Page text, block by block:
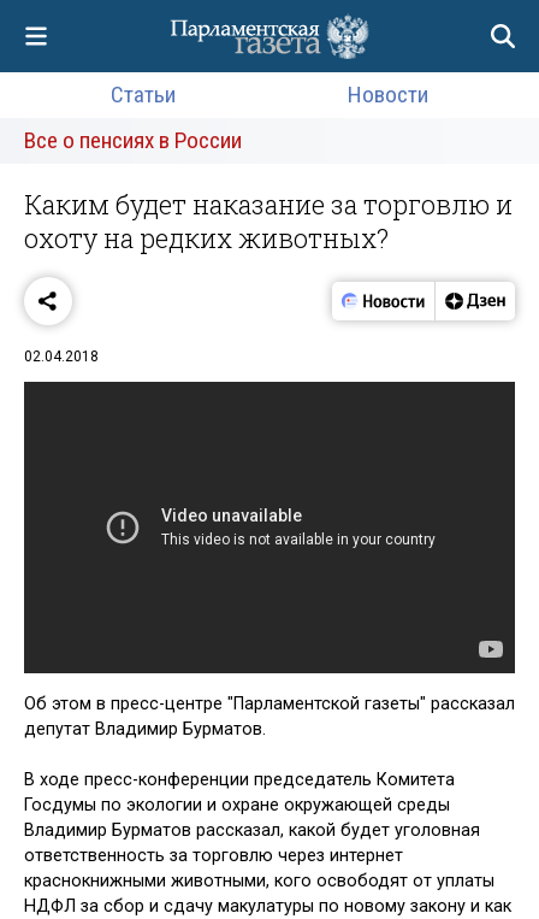
Статьи
Новости
Все о пенсиях в России
Каким будет наказание за торговлю и
охоту на редких животных?
02.04.2018
Об этом в пресс-центре "Парламентской газеты" рассказал
депутат Владимир Бурматов.
В ходе пресс-конференции председатель Комитета
Госдумы по экологии и охране окружающей среды
Владимир Бурматов рассказал, какой будет уголовная
ответственность за торговлю через интернет
краснокнижными животными, кого освободят от уплаты
НДФЛ за сбор и сдачу макулатуры по новому закону и как